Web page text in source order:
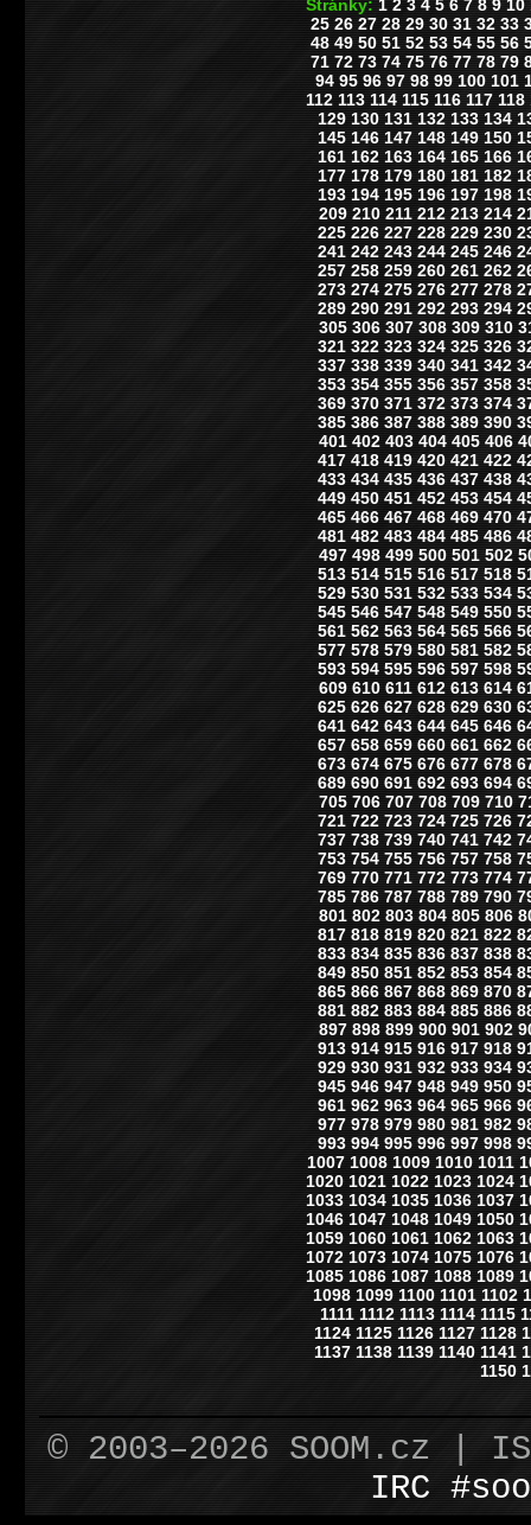
Stránky: 1 2 3 4 5 6 7 8 9 10
25 26 27 28 29 30 31 32 33
48 49 50 51 52 53 54 55 56
71 72 73 74 75 76 77 78 79
94 95 96 97 98 99 100 101
112 113 114 115 116 117 118
129 130 131 132 133 134
145 146 147 148 149 150
161 162 163 164 165 166
177 178 179 180 181 182
193 194 195 196 197 198
209 210 211 212 213 214
225 226 227 228 229 230
241 242 243 244 245 246
257 258 259 260 261 262
273 274 275 276 277 278
289 290 291 292 293 294
305 306 307 308 309 310
321 322 323 324 325 326
337 338 339 340 341 342
353 354 355 356 357 358
369 370 371 372 373 374
385 386 387 388 389 390
401 402 403 404 405 406
417 418 419 420 421 422
433 434 435 436 437 438
449 450 451 452 453 454
465 466 467 468 469 470
481 482 483 484 485 486
497 498 499 500 501 502
513 514 515 516 517 518
529 530 531 532 533 534
545 546 547 548 549 550
561 562 563 564 565 566
577 578 579 580 581 582
593 594 595 596 597 598
609 610 611 612 613 614
625 626 627 628 629 630
641 642 643 644 645 646
657 658 659 660 661 662
673 674 675 676 677 678
689 690 691 692 693 694
705 706 707 708 709 710
721 722 723 724 725 726
737 738 739 740 741 742
753 754 755 756 757 758
769 770 771 772 773 774
785 786 787 788 789 790
801 802 803 804 805 806
817 818 819 820 821 822
833 834 835 836 837 838
849 850 851 852 853 854
865 866 867 868 869 870
881 882 883 884 885 886
897 898 899 900 901 902
913 914 915 916 917 918
929 930 931 932 933 934
945 946 947 948 949 950
961 962 963 964 965 966
977 978 979 980 981 982
993 994 995 996 997 998
1007 1008 1009 1010 1011
1020 1021 1022 1023 1024
1033 1034 1035 1036 1037
1046 1047 1048 1049 1050
1059 1060 1061 1062 1063
1072 1073 1074 1075 1076
1085 1086 1087 1088 1089
1098 1099 1100 1101 1102
1111 1112 1113 1114 1115
1124 1125 1126 1127 1128
1137 1138 1139 1140 1141
1150
© 2003–2026 SOOM.cz |
IRC